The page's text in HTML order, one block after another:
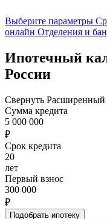
Выберите параметры
онлайн Отделения и
Ипотечный
России
Свернуть Расширенный
Сумма кредита
5 000 000
₽
Срок кредита
20
лет
Первый взнос
300 000
₽